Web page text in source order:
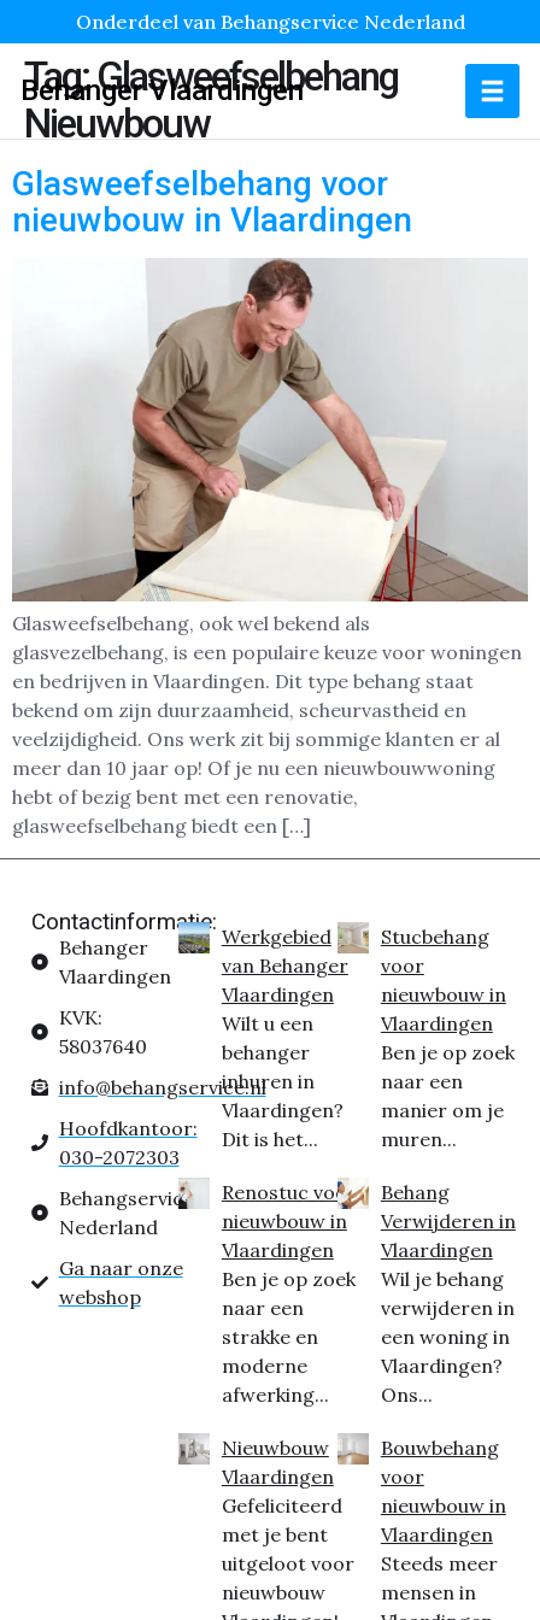
Onderdeel van Behangservice Nederland
Behanger Vlaardingen
Tag:Glasweefselbehang
Nieuwbouw
Glasweefselbehang voor
nieuwbouw in Vlaardingen
Glasweefselbehang, ook wel bekend als
glasvezelbehang, is een populaire keuze voor woningen
en bedrijven in Vlaardingen. Dit type behang staat
bekend om zijn duurzaamheid, scheurvastheid en
veelzijdigheid. Ons werk zit bij sommige klanten er al
meer dan 10 jaar op! Of je nu een nieuwbouwwoning
hebt of bezig bent met een renovatie,
glasweefselbehang biedt een […]
Contactinformatie:
Behanger
Vlaardingen
KVK:
58037640
info@behangservice.nl
Hoofdkantoor:
030-2072303
Behangservice
Nederland
Ga naar onze
webshop
Werkgebied
van Behanger
Vlaardingen
Wilt u een
behanger
inhuren in
Vlaardingen?
Dit is het...
Renostuc voor
nieuwbouw in
Vlaardingen
Ben je op zoek
naar een
strakke en
moderne
afwerking...
Nieuwbouw
Vlaardingen
Gefeliciteerd
met je bent
uitgeloot voor
nieuwbouw
Stucbehang
voor
nieuwbouw in
Vlaardingen
Ben je op zoek
naar een
manier om je
muren...
Behang
Verwijderen in
Vlaardingen
Wil je behang
verwijderen in
een woning in
Vlaardingen?
Ons...
Bouwbehang
voor
nieuwbouw in
Vlaardingen
Steeds meer
mensen in